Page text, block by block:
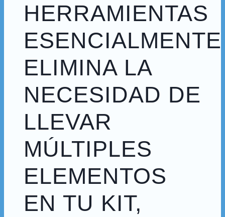
HERRAMIENTAS
ESENCIALMENTE
ELIMINA LA
NECESIDAD DE
LLEVAR
MÚLTIPLES
ELEMENTOS
EN TU KIT,